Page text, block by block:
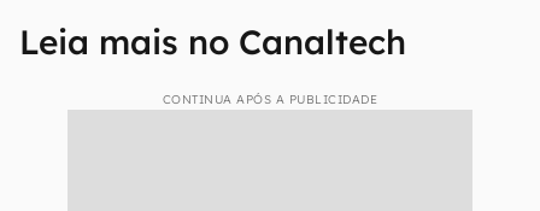
Leia mais no Canaltech
CONTINUA APÓS A PUBLICIDADE